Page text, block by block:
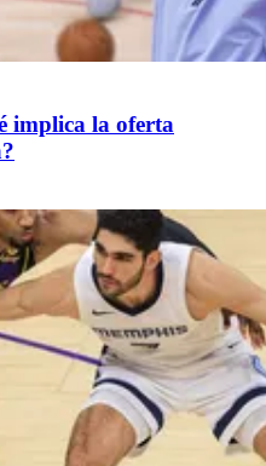
implica la oferta